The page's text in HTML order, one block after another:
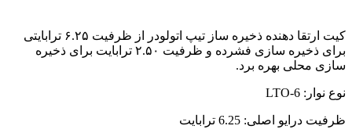
کیت ارتقا دهنده ذخیره ساز تیپ اتولودر از ظرفیت ۶.۲۵ ترابایتی
برای ذخیره سازی فشرده و ظرفیت ۲.۵۰ ترابایت برای ذخیره
سازی محلی بهره برد.
نوع نوار: LTO-6
ظرفیت درایو اصلی: 6.25 ترابایت